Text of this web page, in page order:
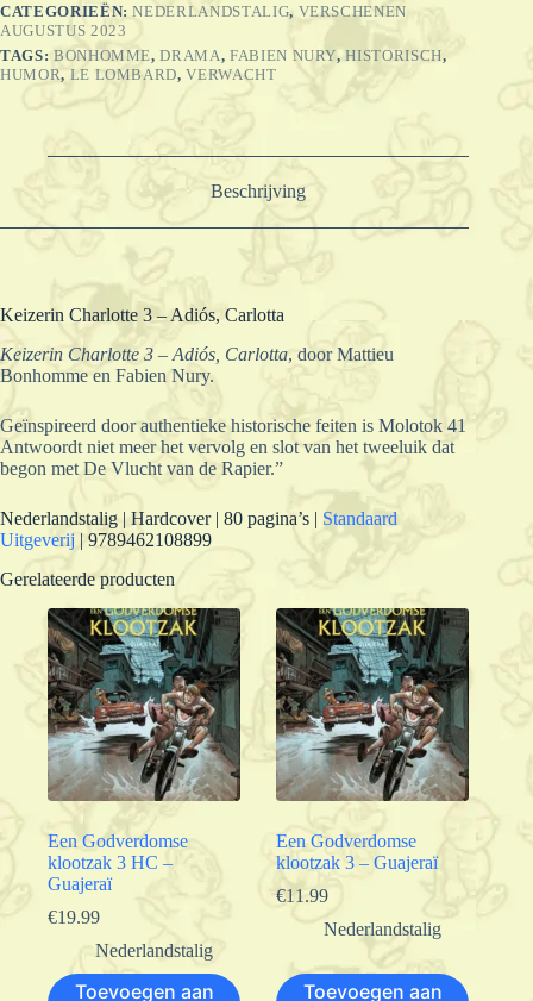
CATEGORIEËN:NEDERLANDSTALIG, VERSCHENEN
AUGUSTUS 2023
TAGS: BONHOMME,DRAMA, FABIEN NURY,HISTORISCH,
HUMOR, LE LOMBARD,VERWACHT
Beschrijving
Keizerin Charlotte 3 – Adiós, Carlotta
Keizerin Charlotte 3 – Adiós, Carlotta, door Mattieu
Bonhomme en Fabien Nury.
Geïnspireerd door authentieke historische feiten is Molotok 41
Antwoordt niet meer het vervolg en slot van het tweeluik dat
begon met De Vlucht van de Rapier.”
Nederlandstalig | Hardcover | 80 pagina’s | Standaard
Uitgeverij | 9789462108899
Gerelateerde producten
Een Godverdomse
klootzak 3 HC –
Guajeraï
€19.99
Nederlandstalig
Toevoegen aan
Een Godverdomse
klootzak 3 – Guajeraï
€11.99
Nederlandstalig
Toevoegen aan